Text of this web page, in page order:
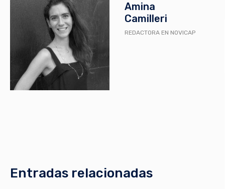
Amina
Camilleri
REDACTORA EN NOVICAP
Entradas relacionadas